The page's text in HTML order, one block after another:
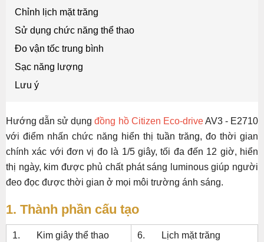
Chỉnh lịch mặt trăng
Sử dụng chức năng thể thao
Đo vận tốc trung bình
Sạc năng lượng
Lưu ý
Hướng dẫn sử dụngđồng hồ Citizen Eco-driveAV3 - E2710
với điểm nhấn chức năng hiển thị tuần trăng, đo thời gian
chính xác với đơn vị đo là 1/5 giây, tối đa đến 12 giờ, hiển
thị ngày, kim được phủ chất phát sáng luminous giúp người
đeo đọc được thời gian ở mọi môi trường ánh sáng.
1. Thành phần cấu tạo
1. Kim giây thể thao 6. Lịch mặt trăng